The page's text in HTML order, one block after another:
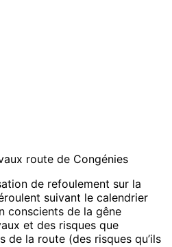
route de Congénies
de refoulement sur la
suivant le calendrier
conscients de la gêne
et des risques que
de la route (des risques qu’ils